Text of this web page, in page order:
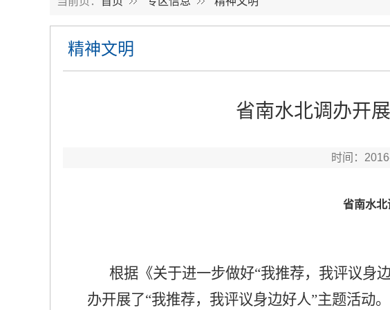
精神文明
省南水北调办开
时间：
省南水北
根据《关于进一步做好“我推荐，我评议身
办开展了“我推荐，我评议身边好人”主题活动。